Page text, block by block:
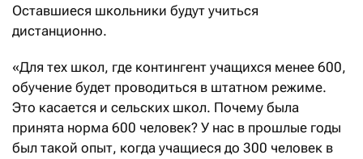
Оставшиеся школьники будут учиться
дистанционно.
«Для тех школ, где контингент учащихся менее 600,
обучение будет проводиться в штатном режиме.
Это касается и сельских школ. Почему была
принята норма 600 человек? У нас в прошлые годы
был такой опыт, когда учащиеся до 300 человек в